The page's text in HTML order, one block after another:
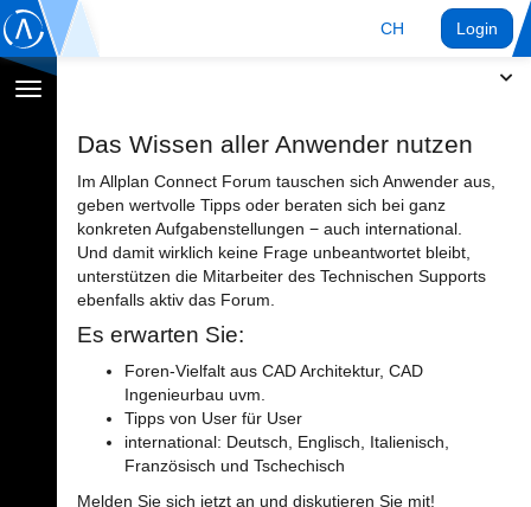
CH Login
Navigation
Das Wissen aller Anwender nutzen
Im Allplan Connect Forum tauschen sich Anwender aus,
geben wertvolle Tipps oder beraten sich bei ganz
konkreten Aufgabenstellungen − auch international.
Und damit wirklich keine Frage unbeantwortet bleibt,
unterstützen die Mitarbeiter des Technischen Supports
ebenfalls aktiv das Forum.
Es erwarten Sie:
Foren-Vielfalt aus CAD Architektur, CAD
Ingenieurbau uvm.
Tipps von User für User
international: Deutsch, Englisch, Italienisch,
Französisch und Tschechisch
Melden Sie sich jetzt an und diskutieren Sie mit!